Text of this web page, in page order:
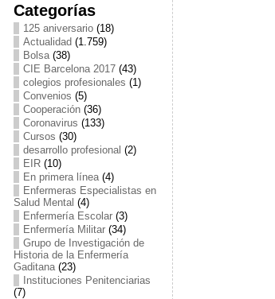
Categorías
125 aniversario(18)
Actualidad (1.759)
Bolsa(38)
CIE Barcelona 2017(43)
colegios profesionales (1)
Convenios (5)
Cooperación(36)
Coronavirus (133)
Cursos (30)
desarrollo profesional (2)
EIR(10)
En primera línea(4)
Enfermeras Especialistas en
Salud Mental (4)
Enfermería Escolar(3)
Enfermería Militar(34)
Grupo de Investigación de
Historia de la Enfermería
Gaditana(23)
Instituciones Penitenciarias
(7)